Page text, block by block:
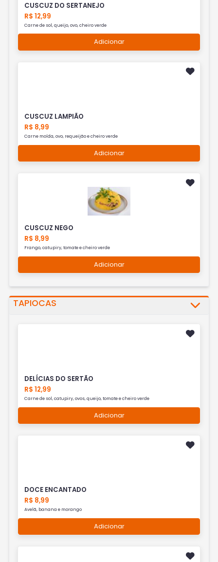
CUSCUZ DO SERTANEJO
R$ 12,99
Carne de sol, queijo, ovo, cheiro verde
Adicionar
CUSCUZ LAMPIÃO
R$ 8,99
Carne moída, ovo, requeijão e cheiro verde
Adicionar
CUSCUZ NEGO
R$ 8,99
Frango, catupiry, tomate e cheiro verde
Adicionar
TAPIOCAS
DELÍCIAS DO SERTÃO
R$ 12,99
Carne de sol, catupiry, ovos, queijo, tomate e cheiro verde
Adicionar
DOCE ENCANTADO
R$ 8,99
Avelã, banana e morango
Adicionar